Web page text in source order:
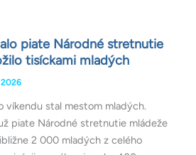
piate Národné stretnutie
tisíckami mladých
2026
víkendu stal mestom mladých.
piate Národné stretnutie mládeže
2 000 mladých z celého